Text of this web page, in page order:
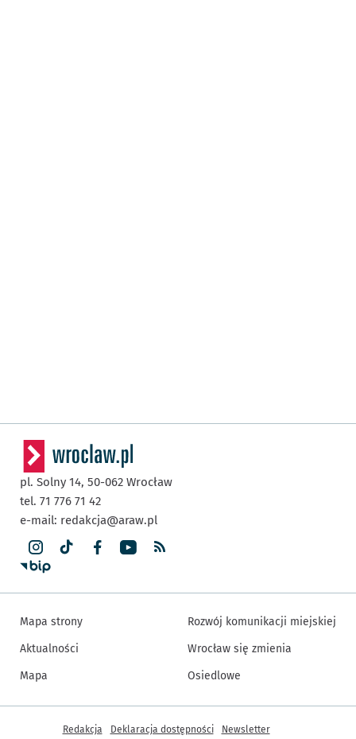
pl. Solny 14, 50-062 Wrocław
tel. 71 776 71 42
e-mail: redakcja@araw.pl
Mapa strony
Aktualności
Mapa
Rozwój komunikacji miejskiej
Wrocław się zmienia
Osiedlowe
Inne informacje
Redakcja Deklaracja dostępności Newsletter